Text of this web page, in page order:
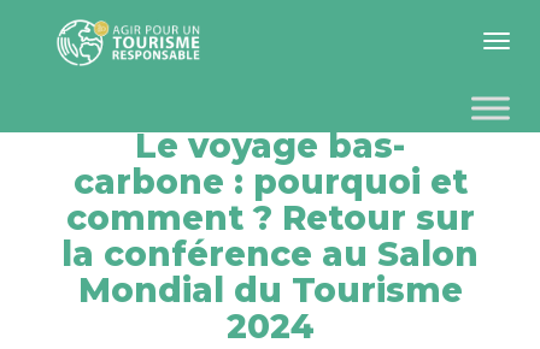
Toggle
Le voyage bas-
carbone : pourquoi et
comment ? Retour sur
la conférence au Salon
Mondial du Tourisme
2024